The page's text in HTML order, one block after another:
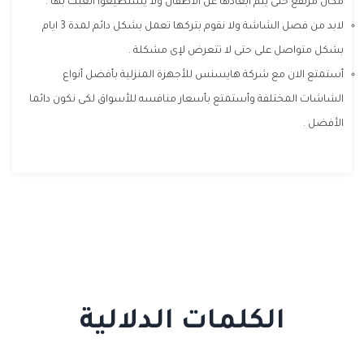
مكان مرتفع حتى يتم ابعادها عن الاطفال ولا يستطيعوا العبث بها .
لابد من فصل الشاشة ولا نقوم بتركها تعمل بشكل دائم لمدة 3 ايام
بشكل متواصل على حتى لا تتعرض لإى مشكلة .
أستمتع الان مع شركة هايسنس للأجهزة المنزلية بأفضل أنواع
الشاشات المختلفة وأستمتع بأسعار منافسه للأسواق لكى نكون دائما
الأفضل .
الكلمات الدلالية